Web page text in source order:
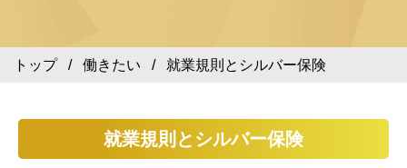
トップ/ 働きたい / 就業規則とシルバー保険
就業規則とシルバー保険